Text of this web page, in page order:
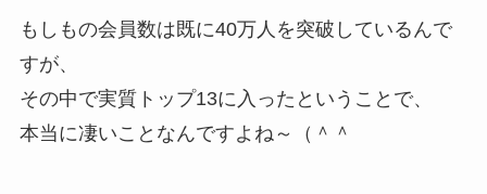
もしもの会員数は既に40万人を突破しているんで
すが、
その中で実質トップ13に入ったということで、
本当に凄いことなんですよね～（＾＾